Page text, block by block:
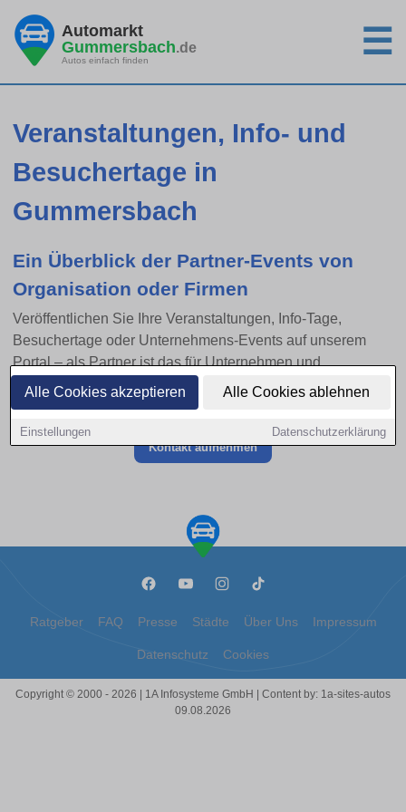
Alle Cookies akzeptieren Alle Cookies ablehnen
Einstellungen Datenschutzerklärung
Automarkt
Gummersbach.de
Autos einfach finden ☰
Veranstaltungen, Info- und
Besuchertage in
Gummersbach
Ein Überblick der Partner-Events von
Organisation oder Firmen
Veröffentlichen Sie Ihre Veranstaltungen, Info-Tage,
Besuchertage oder Unternehmens-Events auf unserem
Portal – als Partner ist das für Unternehmen und
Institutionen kostenlos. Senden Sie uns Ihr Event einfach
per E-Mail zu.
Kontakt aufnehmen
Ratgeber FAQ Presse Städte Über Uns Impressum
Datenschutz Cookies
Copyright © 2000 - 2026 | 1A Infosysteme GmbH | Content by: 1a-sites-autos
09.08.2026